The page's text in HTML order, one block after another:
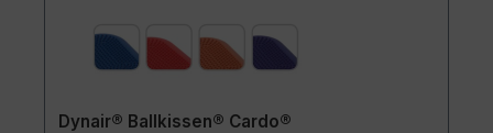
Dynair® Ballkissen® Cardo®